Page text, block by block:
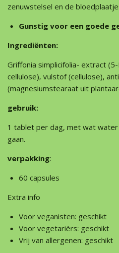
zenuwstelsel en de
Gunstig voor een goede
Ingrediënten:
Griffonia simplicifolia- extract
cellulose), vulstof (cellulose),
(magnesiumstearaat uit
gebruik:
1 tablet per dag, met wat
gaan.
verpakking:
60 capsules
Extra info
Voor veganisten: geschikt
Voor vegetariërs: geschikt
Vrij van allergenen: geschikt